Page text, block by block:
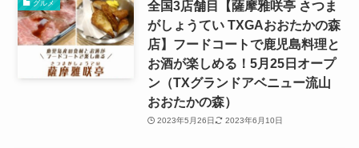
グルメ
全国3店舗目【薩摩雅咲亭 さつま
がしょうてい TXGAおおたかの森
店】フードコートで鹿児島料理と
お酒が楽しめる！5月25日オープ
ン（TXグランドアベニュー流山
おおたかの森）
2023年5月26日 2023年6月10日